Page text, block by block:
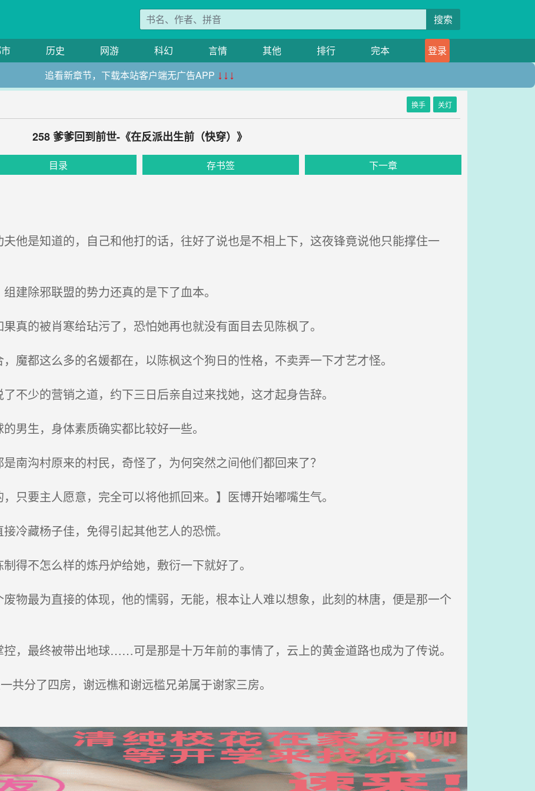
搜索
历史 网游 科幻 言情 其他 排行 完本
登录
追看新章节，下载本站客户端无广告APP ↓↓↓
换手 关灯
258 爹爹回到前世-《在反派出生前（快穿）》
目录 存书签 下一章
他是知道的，自己和他打的话，往好了说也是不相上下，这夜锋竟说他只能撑住一
建除邪联盟的势力还真的是下了血本。
真的被肖寒给玷污了，恐怕她再也就没有面目去见陈枫了。
魔都这么多的名媛都在，以陈枫这个狗日的性格，不卖弄一下才艺才怪。
不少的营销之道，约下三日后亲自过来找她，这才起身告辞。
男生，身体素质确实都比较好一些。
南沟村原来的村民，奇怪了，为何突然之间他们都回来了？
只要主人愿意，完全可以将他抓回来。】医博开始嘟嘴生气。
冷藏杨子佳，免得引起其他艺人的恐慌。
得不怎么样的炼丹炉给她，敷衍一下就好了。
物最为直接的体现，他的懦弱，无能，根本让人难以想象，此刻的林唐，便是那一个
，最终被带出地球……可是那是十万年前的事情了，云上的黄金道路也成为了传说。
共分了四房，谢远樵和谢远槛兄弟属于谢家三房。